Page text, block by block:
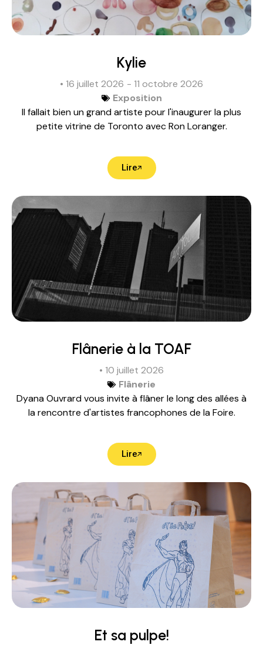
Kylie
• 16 juillet 2026 - 11 octobre 2026
Exposition
Il fallait bien un grand artiste pour l'inaugurer la plus
petite vitrine de Toronto avec Ron Loranger.
Lire
Flânerie à la TOAF
• 10 juillet 2026
Flânerie
Dyana Ouvrard vous invite à flâner le long des allées à
la rencontre d'artistes francophones de la Foire.
Lire
Et sa pulpe!